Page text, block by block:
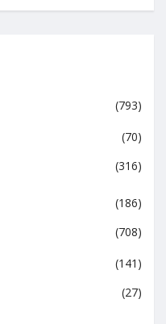
(793)
(70)
(316)
(186)
(708)
(141)
(27)